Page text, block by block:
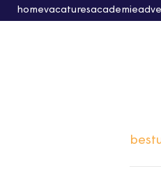
homevacaturesacademie